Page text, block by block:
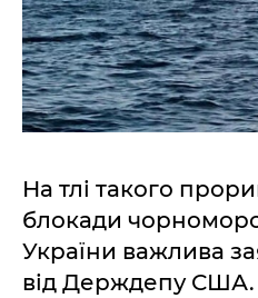
На тлі такого
блокади
України важлива
від Держдепу США.